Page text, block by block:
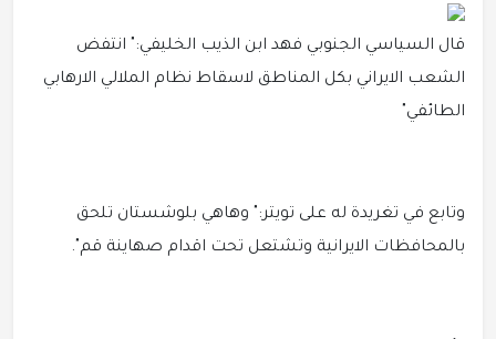
قال السياسي الجنوبي فهد ابن الذيب الخليفي:" انتفض
الشعب الايراني بكل المناطق لاسقاط نظام الملالي الارهابي
الطائفي"
وتابع في تغريدة له على تويتر:" وهاهي بلوشستان تلحق
بالمحافظات الايرانية وتشتعل تحت اقدام صهاينة قم".